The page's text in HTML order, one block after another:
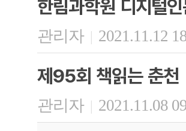
한림과학원 디지털
관리자 | 2021.11.12
제95회 책읽는 춘천
관리자 | 2021.11.08